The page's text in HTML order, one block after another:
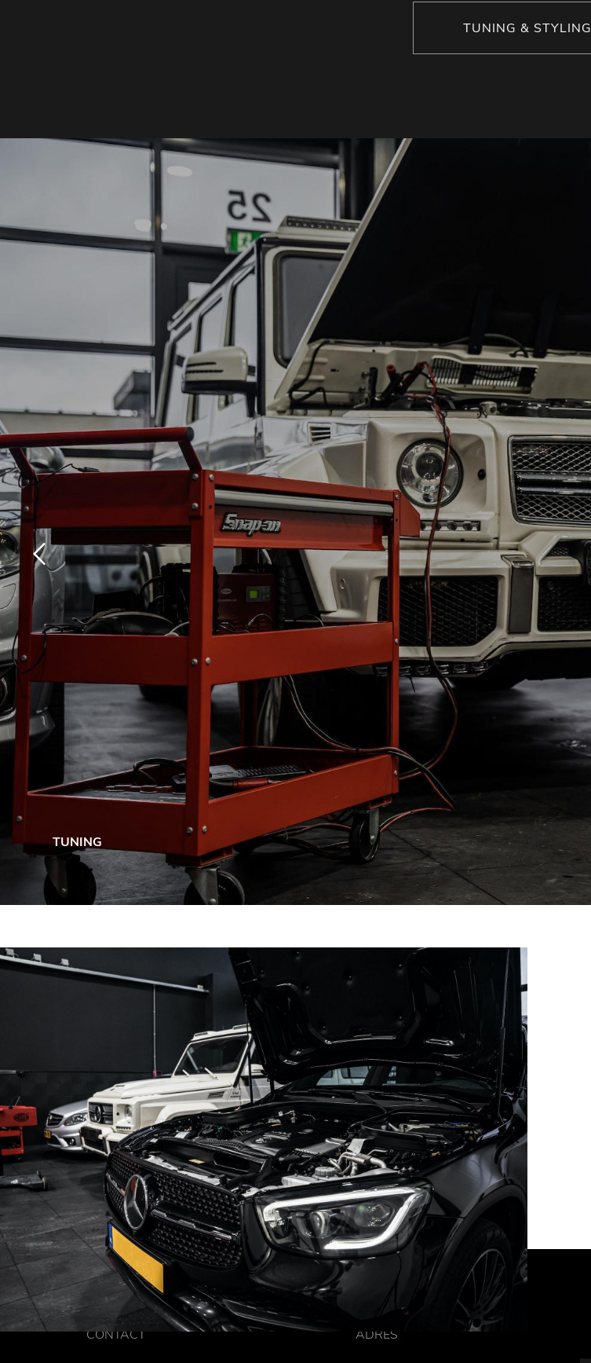
TUNING & STYLING
TUNING
CONTACT ADRES